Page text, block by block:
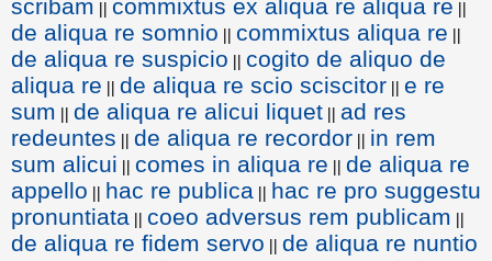
scribam || commixtus ex aliqua re aliqua re ||
de aliqua re somnio || commixtus aliqua re ||
de aliqua re suspicio || cogito de aliquo de
aliqua re || de aliqua re scio sciscitor || e re
sum || de aliqua re alicui liquet || ad res
redeuntes || de aliqua re recordor || in rem
sum alicui || comes in aliqua re || de aliqua re
appello || hac re publica || hac re pro suggestu
pronuntiata || coeo adversus rem publicam ||
de aliqua re fidem servo || de aliqua re nuntio